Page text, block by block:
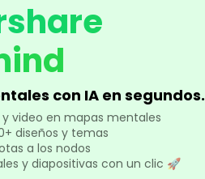
minutos y
y luego
con IA en segundos.
y video en mapas mentales
diseños y temas
a los nodos
y diapositivas con un clic 🚀